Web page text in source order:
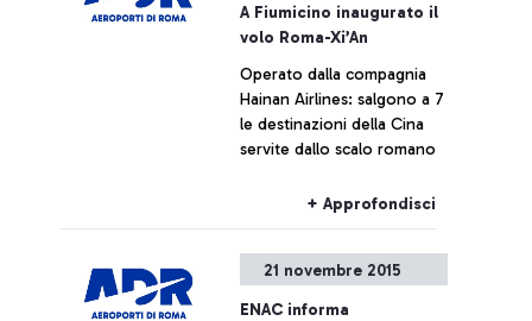
successiva.
A Fiumicino inaugurato il
volo Roma-Xi’An
Operato dalla compagnia
Hainan Airlines: salgono a 7
le destinazioni della Cina
servite dallo scalo romano
+ Approfondisci
21 novembre 2015
ENAC informa